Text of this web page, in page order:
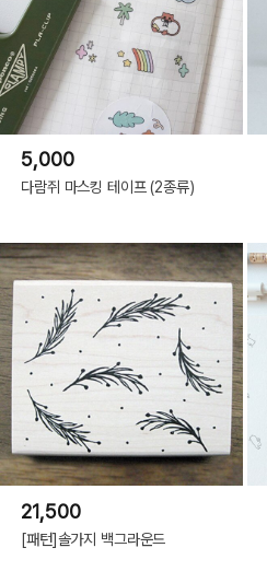
5,000
다람쥐 마스킹 테이프 (2종류)
21,500
[패턴]솔가지 백그라운드